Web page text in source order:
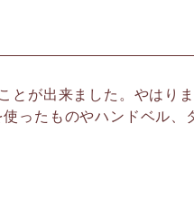
とが出来ました。やはり
ったものやハンドベル、